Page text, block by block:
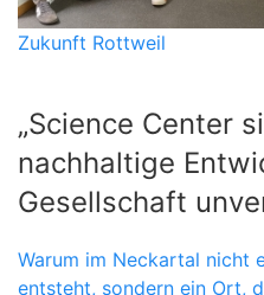
Zukunft Rottweil
„Science Center
nachhaltige
Gesellschaft
Warum im Neckartal nicht
entsteht, sondern ein Ort,